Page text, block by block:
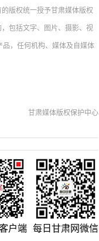
版权统一授予甘肃媒体版权
包括文字、图片、摄影、视
，任何机构、媒体及自媒体
甘肃媒体版权保护中心
户端 每日甘肃网微信